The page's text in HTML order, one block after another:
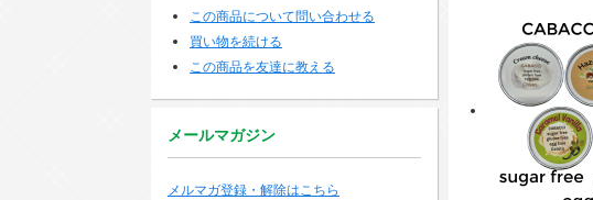
この商品について問い合わせる
買い物を続ける
この商品を友達に教える
メールマガジン
メルマガ登録・解除はこちら